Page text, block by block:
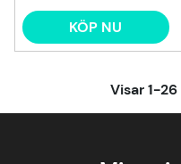
KÖP NU
Visar1-26